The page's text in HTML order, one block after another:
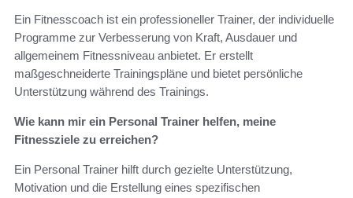
Ein Fitnesscoach ist ein professioneller Trainer, der individuelle
Programme zur Verbesserung von Kraft, Ausdauer und
allgemeinem Fitnessniveau anbietet. Er erstellt
maßgeschneiderte Trainingspläne und bietet persönliche
Unterstützung während des Trainings.
Wie kann mir ein Personal Trainer helfen, meine
Fitnessziele zu erreichen?
Ein Personal Trainer hilft durch gezielte Unterstützung,
Motivation und die Erstellung eines spezifischen